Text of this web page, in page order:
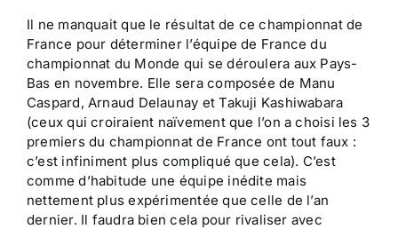
Il ne manquait que le résultat de ce championnat de
France pour déterminer l’équipe de France du
championnat du Monde qui se déroulera aux Pays-
Bas en novembre. Elle sera composée de Manu
Caspard, Arnaud Delaunay et Takuji Kashiwabara
(ceux qui croiraient naïvement que l’on a choisi les 3
premiers du championnat de France ont tout faux :
c’est infiniment plus compliqué que cela). C’est
comme d’habitude une équipe inédite mais
nettement plus expérimentée que celle de l’an
dernier. Il faudra bien cela pour rivaliser avec